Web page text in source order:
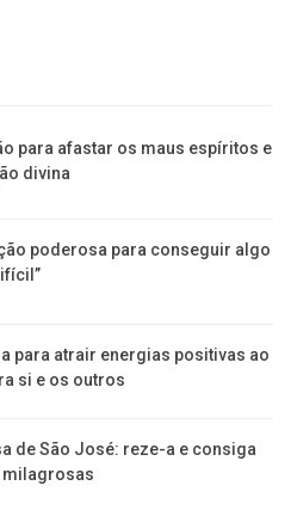
para afastar os maus espíritos e
divina
poderosa para conseguir algo
para atrair energias positivas ao
si e os outros
de São José: reze-a e consiga
milagrosas